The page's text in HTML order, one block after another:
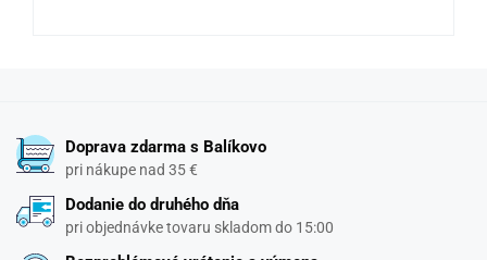
Doprava zdarma s Balíkovo
pri nákupe nad 35 €
Dodanie do druhého dňa
pri objednávke tovaru skladom do 15:00